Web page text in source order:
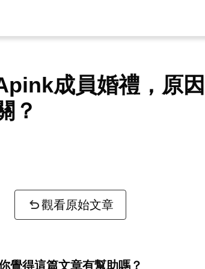
成員婚禮，原
？
觀看原始文章
覺得這篇文章有幫助嗎？